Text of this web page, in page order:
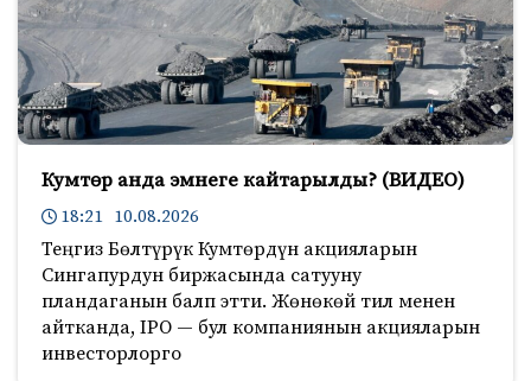
Кумтөр анда эмнеге кайтарылды? (ВИДЕО)
18:21 10.08.2026
Теңгиз Бөлтүрүк Кумтөрдүн акцияларын
Сингапурдун биржасында сатууну
пландаганын балп этти. Жөнөкөй тил менен
айтканда, IPO — бул компаниянын акцияларын
инвесторлорго